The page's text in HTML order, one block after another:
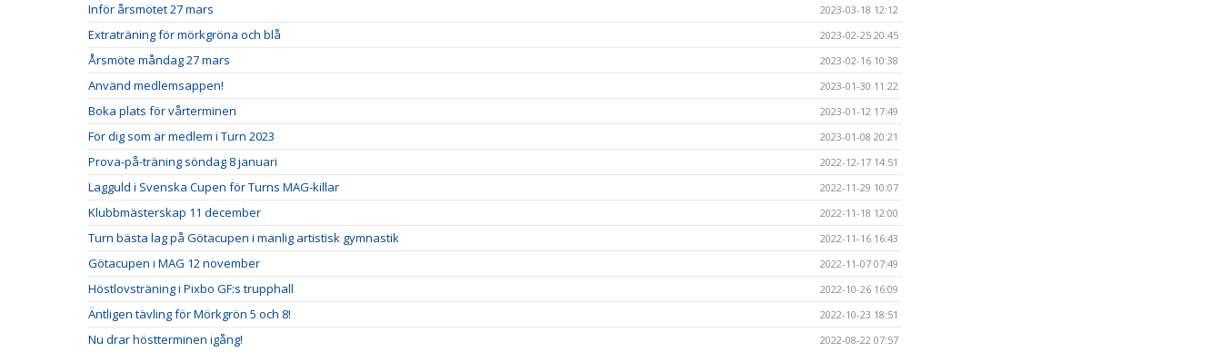
Inför årsmötet 27 mars 2023-03-18 12:12
Extraträning för mörkgröna och blå 2023-02-25 20:45
Årsmöte måndag 27 mars 2023-02-16 10:38
Använd medlemsappen! 2023-01-30 11:22
Boka plats för vårterminen 2023-01-12 17:49
För dig som är medlem i Turn 2023 2023-01-08 20:21
Prova-på-träning söndag 8 januari 2022-12-17 14:51
Lagguld i Svenska Cupen för Turns MAG-killar 2022-11-29 10:07
Klubbmästerskap 11 december 2022-11-18 12:00
Turn bästa lag på Götacupen i manlig artistisk gymnastik 2022-11-16 16:43
Götacupen i MAG 12 november 2022-11-07 07:49
Höstlovsträning i Pixbo GF:s trupphall 2022-10-26 16:09
Äntligen tävling för Mörkgrön 5 och 8! 2022-10-23 18:51
Nu drar höstterminen igång! 2022-08-22 07:57